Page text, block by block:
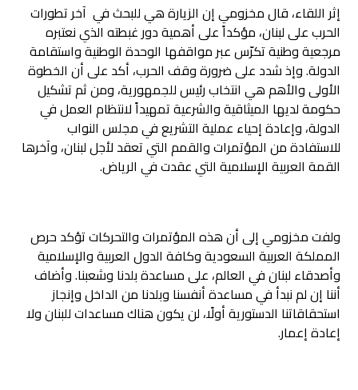
إثر اللقاء، قال مخزومي إن الزيارة هي للبحث في آخر تطورات
الحرب على لبنان، مؤكداً على أهمية دور غبطته الذي نعتبره
مرجعية وطنية تكرّس عبر مواقفها الوحدة الوطنية واستقامة
الدولة. وإذ شدد على ضرورة وقف الحرب، أكد على أن الخطوة
الأولى والأهم هي انتخاب رئيس للجمهورية، ومن ثم تشكيل
حكومة لديها الميثاقية والشرعية تمهيداً لانتظام العمل في
الدولة، وإعادة إحياء عملية التشريع في مجلس النواب
للاستفادة من المؤتمرات والقمم التي تعقد لأجل لبنان، وآخرها
القمة العربية الإسلامية التي عقدت في الرياض.
ولفت مخزومي إلى أن هذه المؤتمرات والتحركات تؤكد حرص
المملكة العربية السعودية وكافة الدول العربية والإسلامية
وأصدقاء لبنان في العالم، على مساعدة بلدنا وشعبنا. وأضاف
أننا إن لم نبدأ في مساعدة أنفسنا وبلدنا من الداخل وإنجاز
استحقاقاتنا الدستورية أولًا، لن يكون هناك مساعدات للبنان ولا
إعادة إعمار.